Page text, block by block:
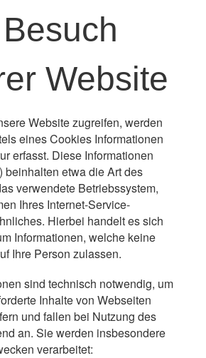
Website
Website zugreifen, werden
eines Cookies Informationen
erfasst. Diese Informationen
beinhalten etwa die Art des
verwendete Betriebssystem,
Ihres Internet-Service-
Hierbei handelt es sich
Informationen, welche keine
Ihre Person zulassen.
sind technisch notwendig, um
Inhalte von Webseiten
und fallen bei Nutzung des
an. Sie werden insbesondere
verarbeitet: